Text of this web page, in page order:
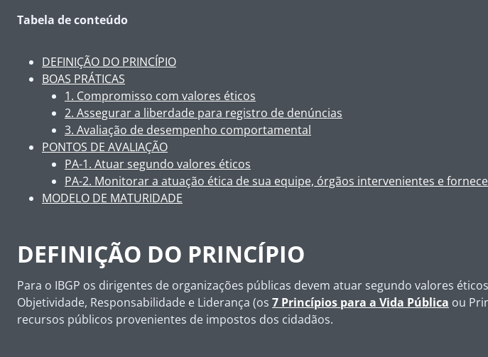
Tabela de conteúdo
DEFINIÇÃO DO PRINCÍPIO
BOAS PRÁTICAS
1. Compromisso com valores éticos
2. Assegurar a liberdade para registro de denúncias
3. Avaliação de desempenho comportamental
PONTOS DE AVALIAÇÃO
PA-1. Atuar segundo valores éticos
PA-2. Monitorar a atuação ética de sua equipe, órgãos intervenientes e
MODELO DE MATURIDADE
DEFINIÇÃO DO PRINCÍPIO
Para o IBGP os dirigentes de organizações públicas devem atuar segundo valores
Objetividade, Responsabilidade e Liderança (os 7 Princípios para a Vida Pública ou
recursos públicos provenientes de impostos dos cidadãos.